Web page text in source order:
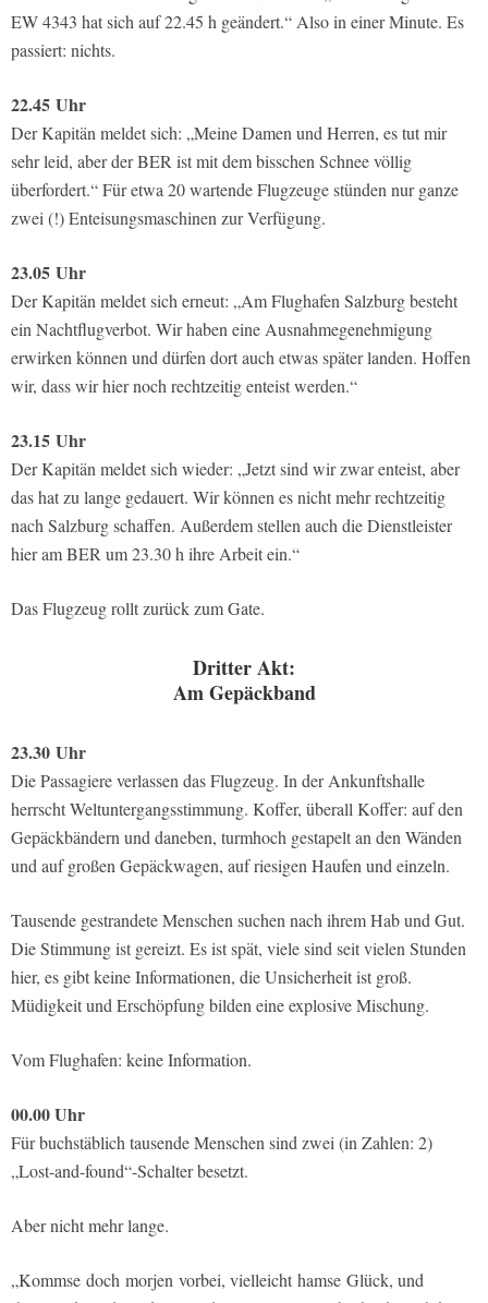
EW 4343 hat sich auf 22.45 h geändert.“ Also in einer Minute. Es
passiert: nichts.
22.45 Uhr
Der Kapitän meldet sich: „Meine Damen und Herren, es tut mir
sehr leid, aber der BER ist mit dem bisschen Schnee völlig
überfordert.“ Für etwa 20 wartende Flugzeuge stünden nur ganze
zwei (!) Enteisungsmaschinen zur Verfügung.
23.05 Uhr
Der Kapitän meldet sich erneut: „Am Flughafen Salzburg besteht
ein Nachtflugverbot. Wir haben eine Ausnahmegenehmigung
erwirken können und dürfen dort auch etwas später landen. Hoffen
wir, dass wir hier noch rechtzeitig enteist werden.“
23.15 Uhr
Der Kapitän meldet sich wieder: „Jetzt sind wir zwar enteist, aber
das hat zu lange gedauert. Wir können es nicht mehr rechtzeitig
nach Salzburg schaffen. Außerdem stellen auch die Dienstleister
hier am BER um 23.30 h ihre Arbeit ein.“
Das Flugzeug rollt zurück zum Gate.
Dritter Akt:
Am Gepäckband
23.30 Uhr
Die Passagiere verlassen das Flugzeug. In der Ankunftshalle
herrscht Weltuntergangsstimmung. Koffer, überall Koffer: auf den
Gepäckbändern und daneben, turmhoch gestapelt an den Wänden
und auf großen Gepäckwagen, auf riesigen Haufen und einzeln.
Tausende gestrandete Menschen suchen nach ihrem Hab und Gut.
Die Stimmung ist gereizt. Es ist spät, viele sind seit vielen Stunden
hier, es gibt keine Informationen, die Unsicherheit ist groß.
Müdigkeit und Erschöpfung bilden eine explosive Mischung.
Vom Flughafen: keine Information.
00.00 Uhr
Für buchstäblich tausende Menschen sind zwei (in Zahlen: 2)
„Lost-and-found“-Schalter besetzt.
Aber nicht mehr lange.
„Kommse doch morjen vorbei, vielleicht hamse Glück, und